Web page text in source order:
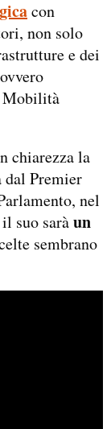
con
non solo
e dei
Mobilità
chiarezza la
dal Premier
nel
suo saràun
sembrano